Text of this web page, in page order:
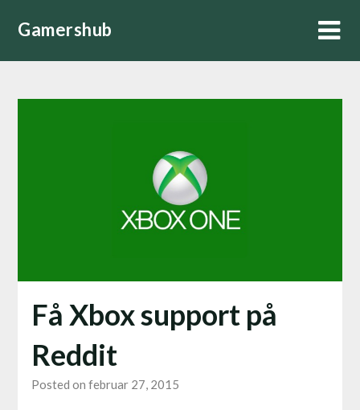
Gamershub
Få Xbox support på
Reddit
Posted on februar 27, 2015